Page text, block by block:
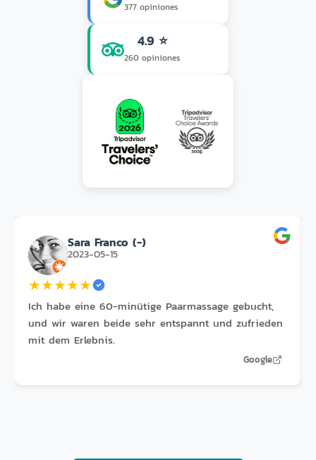
377 opiniones
4.9 ⭐
260 opiniones
Sara Franco (-)
2023-05-15
★★★★★
Ich habe eine 60-minütige Paarmassage gebucht,
und wir waren beide sehr entspannt und zufrieden
mit dem Erlebnis.
Google